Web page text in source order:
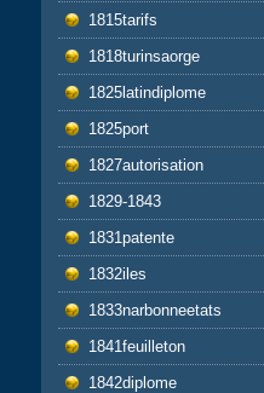
1815tarifs
1818turinsaorge
1825latindiplome
1825port
1827autorisation
1829-1843
1831patente
1832iles
1833narbonneetats
1841feuilleton
1842diplome